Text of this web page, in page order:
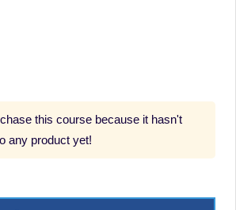
this course because it hasn't
any product yet!